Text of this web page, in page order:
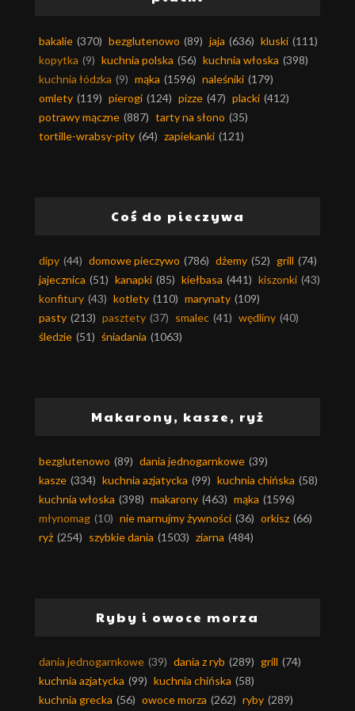
bakalie (370) bezglutenowo (89) jaja (636) kluski (111)
kopytka (9) kuchnia polska (56) kuchnia włoska (398)
kuchnia łódzka (9) mąka (1596) naleśniki (179)
omlety (119) pierogi (124) pizze (47) placki (412)
potrawy mączne (887) tarty na słono (35)
tortille-wrabsy-pity (64) zapiekanki (121)
Coś do pieczywa
dipy (44) domowe pieczywo (786) dżemy (52) grill (74)
jajecznica (51) kanapki (85) kiełbasa (441) kiszonki (43)
konfitury (43) kotlety (110) marynaty (109)
pasty (213) pasztety (37) smalec (41) wędliny (40)
śledzie (51) śniadania (1063)
Makarony, kasze, ryż
bezglutenowo (89) dania jednogarnkowe (39)
kasze (334) kuchnia azjatycka (99) kuchnia chińska (58)
kuchnia włoska (398) makarony (463) mąka (1596)
młynomag (10) nie marnujmy żywności (36) orkisz (66)
ryż (254) szybkie dania (1503) ziarna (484)
Ryby i owoce morza
dania jednogarnkowe (39) dania z ryb (289) grill (74)
kuchnia azjatycka (99) kuchnia chińska (58)
kuchnia grecka (56) owoce morza (262) ryby (289)